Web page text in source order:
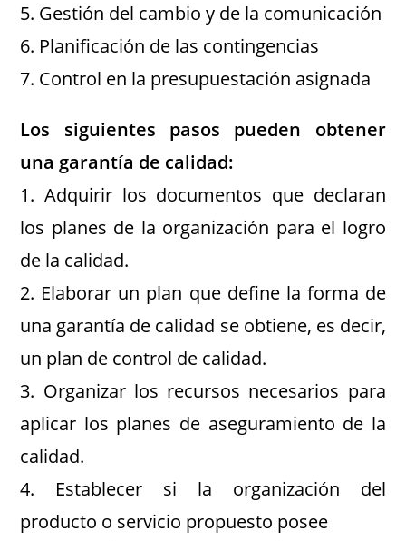
5. Gestión del cambio y de la comunicación
6. Planificación de las contingencias
7. Control en la presupuestación asignada
Los siguientes pasos pueden obtener
una garantía de calidad:
1. Adquirir los documentos que declaran
los planes de la organización para el logro
de la calidad.
2. Elaborar un plan que define la forma de
una garantía de calidad se obtiene, es decir,
un plan de control de calidad.
3. Organizar los recursos necesarios para
aplicar los planes de aseguramiento de la
calidad.
4. Establecer si la organización del
producto o servicio propuesto posee